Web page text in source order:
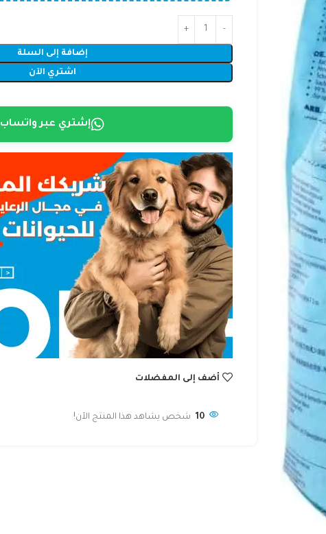
إضافة إلى السلة
اشتري الآن
إشتري عبر واتساب
أضف إلى المفضلات
10 شخص يشاهد هذا المنتج الآن!